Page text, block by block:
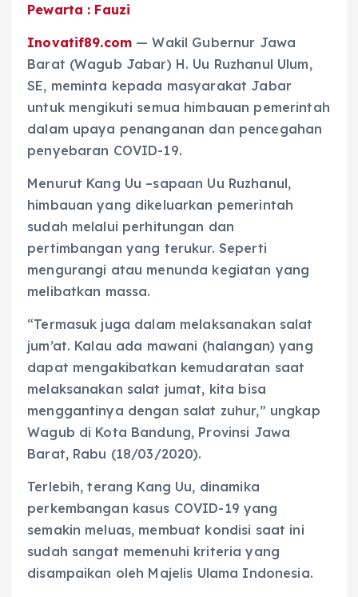
Pewarta : Fauzi
Inovatif89.com — Wakil Gubernur Jawa
Barat (Wagub Jabar) H. Uu Ruzhanul Ulum,
SE, meminta kepada masyarakat Jabar
untuk mengikuti semua himbauan pemerintah
dalam upaya penanganan dan pencegahan
penyebaran COVID-19.
Menurut Kang Uu –sapaan Uu Ruzhanul,
himbauan yang dikeluarkan pemerintah
sudah melalui perhitungan dan
pertimbangan yang terukur. Seperti
mengurangi atau menunda kegiatan yang
melibatkan massa.
“Termasuk juga dalam melaksanakan salat
jum’at. Kalau ada mawani (halangan) yang
dapat mengakibatkan kemudaratan saat
melaksanakan salat jumat, kita bisa
menggantinya dengan salat zuhur,” ungkap
Wagub di Kota Bandung, Provinsi Jawa
Barat, Rabu (18/03/2020).
Terlebih, terang Kang Uu, dinamika
perkembangan kasus COVID-19 yang
semakin meluas, membuat kondisi saat ini
sudah sangat memenuhi kriteria yang
disampaikan oleh Majelis Ulama Indonesia.